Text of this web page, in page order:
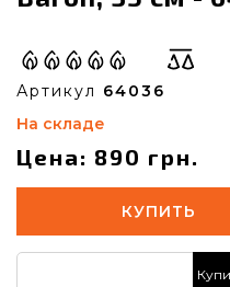
Артикул 64036
На складе
Цена: 890 грн.
КУПИТЬ